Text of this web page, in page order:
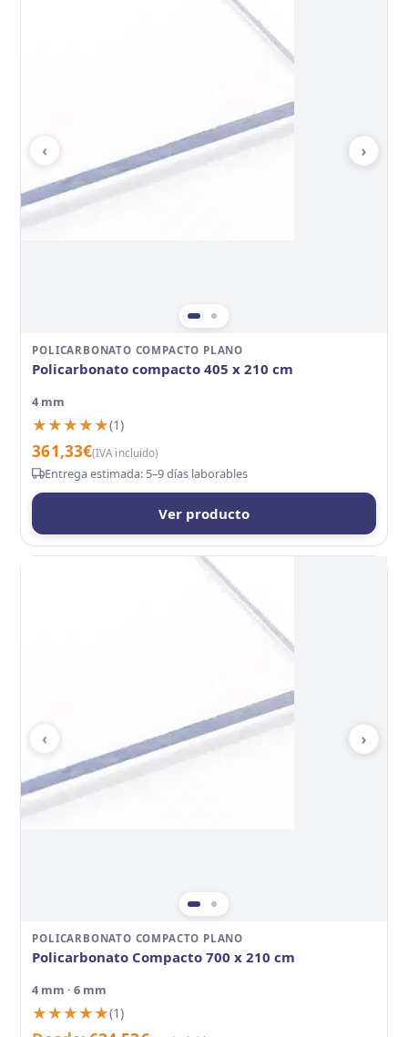
‹ ›
POLICARBONATO COMPACTO PLANO
Policarbonato compacto 405 x 210 cm
4 mm
★★★★★
★★★★★(1)
361,33€(IVA incluido)
Entrega estimada: 5–9 días laborables
Ver producto
‹ ›
POLICARBONATO COMPACTO PLANO
Policarbonato Compacto 700 x 210 cm
4 mm · 6 mm
★★★★★
★★★★★(1)